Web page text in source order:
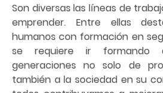
Son diversas las líneas de
emprender. Entre ellas
humanos con formación en
se requiere ir formando
generaciones no solo de
también a la sociedad en su